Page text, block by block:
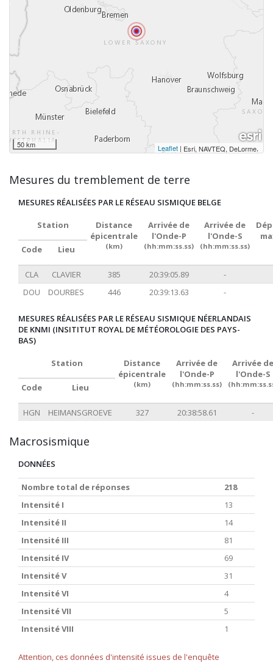
50 km Leaflet | Esri, NAVTEQ, DeLorme,
Mesures du tremblement de terre
MESURES RÉALISÉES PAR LE RÉSEAU SISMIQUE BELGE
Station
Distance
épicentrale
(km)
Arrivée de
l'Onde-P
(hh:mm:ss.ss)
Arrivée de
l'Onde-S
(hh:mm:ss.ss)
Code
Lieu
CLA CLAVIER 385 20:39:05.89
-
DOU
DOURBES 446 20:39:13.63 -
MESURES RÉALISÉES PAR LE RÉSEAU SISMIQUE NÉERLANDAIS
DE KNMI (INSITITUT ROYAL DE MÉTÉOROLOGIE DES PAYS-
BAS)
Station
Distance
épicentrale
(km)
Arrivée de
l'Onde-P
(hh:mm:ss.ss)
Arrivée de
l'Onde-S
Code Lieu
HGN HEIMANSGROEVE 327 20:38:58.61 -
Macrosismique
DONNÉES
Nombre total de réponses
218
Intensité I
13
Intensité II
14
Intensité III
81
Intensité IV
69
Intensité V
31
Intensité VI
4
Intensité VII
5
Intensité VIII
1
Attention, ces données d'intensité issues de l'enquête